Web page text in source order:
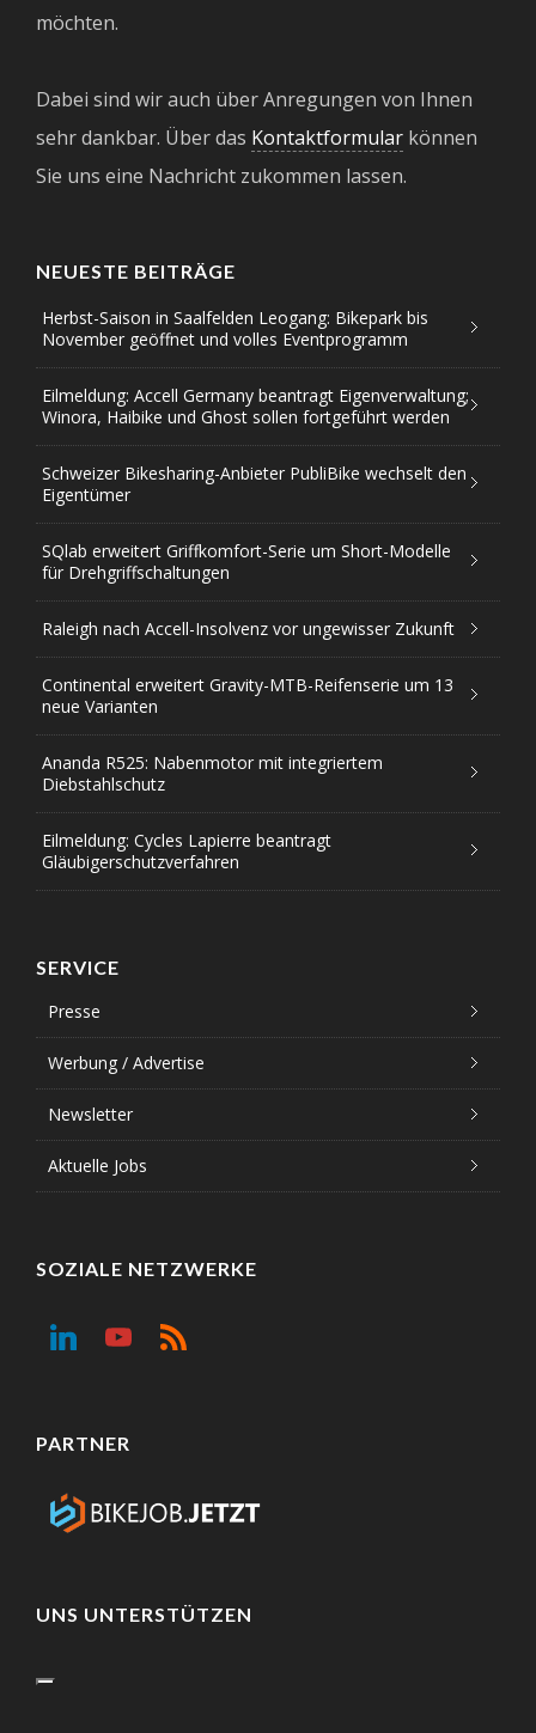
möchten.
Dabei sind wir auch über Anregungen von Ihnen
sehr dankbar. Über das Kontaktformular können
Sie uns eine Nachricht zukommen lassen.
NEUESTE BEITRÄGE
Herbst-Saison in Saalfelden Leogang: Bikepark bis
November geöffnet und volles Eventprogramm
Eilmeldung: Accell Germany beantragt Eigenverwaltung;
Winora, Haibike und Ghost sollen fortgeführt werden
Schweizer Bikesharing-Anbieter PubliBike wechselt den
Eigentümer
SQlab erweitert Griffkomfort-Serie um Short-Modelle
für Drehgriffschaltungen
Raleigh nach Accell-Insolvenz vor ungewisser Zukunft
Continental erweitert Gravity-MTB-Reifenserie um 13
neue Varianten
Ananda R525: Nabenmotor mit integriertem
Diebstahlschutz
Eilmeldung: Cycles Lapierre beantragt
Gläubigerschutzverfahren
SERVICE
Presse
Werbung / Advertise
Newsletter
Aktuelle Jobs
SOZIALE NETZWERKE
PARTNER
UNS UNTERSTÜTZEN